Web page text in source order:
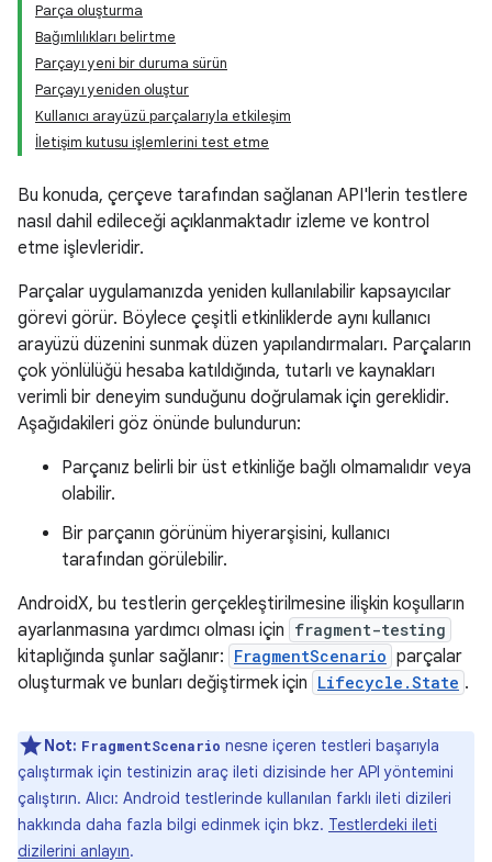
Parça oluşturma
Bağımlılıkları belirtme
Parçayı yeni bir duruma sürün
Parçayı yeniden oluştur
Kullanıcı arayüzü parçalarıyla etkileşim
İletişim kutusu işlemlerini test etme
Bu konuda, çerçeve tarafından sağlanan API'lerin testlere
nasıl dahil edileceği açıklanmaktadır izleme ve kontrol
etme işlevleridir.
Parçalar uygulamanızda yeniden kullanılabilir kapsayıcılar
görevi görür. Böylece çeşitli etkinliklerde aynı kullanıcı
arayüzü düzenini sunmak düzen yapılandırmaları. Parçaların
çok yönlülüğü hesaba katıldığında, tutarlı ve kaynakları
verimli bir deneyim sunduğunu doğrulamak için gereklidir.
Aşağıdakileri göz önünde bulundurun:
Parçanız belirli bir üst etkinliğe bağlı olmamalıdır veya
olabilir.
Bir parçanın görünüm hiyerarşisini, kullanıcı
tarafından görülebilir.
AndroidX, bu testlerin gerçekleştirilmesine ilişkin koşulların
ayarlanmasına yardımcı olması için fragment-testing
kitaplığında şunlar sağlanır: FragmentScenario parçalar
oluşturmak ve bunları değiştirmek için Lifecycle.State .
Not: FragmentScenario nesne içeren testleri başarıyla
çalıştırmak için testinizin araç ileti dizisinde her API yöntemini
çalıştırın. Alıcı: Android testlerinde kullanılan farklı ileti dizileri
hakkında daha fazla bilgi edinmek için bkz. Testlerdeki ileti
dizilerini anlayın.